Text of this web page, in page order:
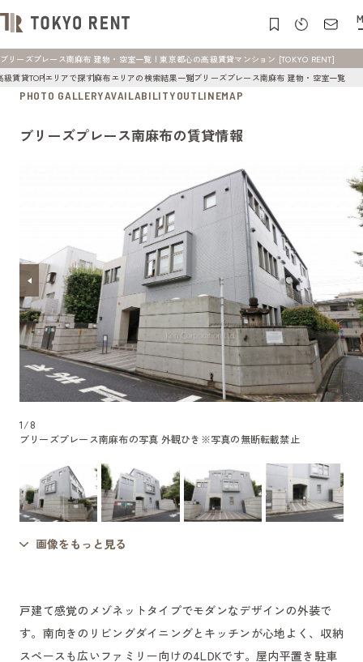
ブリーズプレース南麻布 建物・空室一覧 | 東京都心の高級賃貸マンション [TOKYO RENT]
級賃貸TOPエリアで探す麻布エリアの検索結果一覧ブリーズプレース南麻布 建物・空室一覧
PHOTO GALLERYAVAILABILITYOUTLINEMAP
ブリーズプレース南麻布の賃貸情報
1/8
ブリーズプレース南麻布の写真 外観ひき ※写真の無断転載禁止
画像をもっと見る
戸建て感覚のメゾネットタイプでモダンなデザインの外装で
す。南向きのリビングダイニングとキッチンが心地よく、収納
スペースも広いファミリー向けの4LDKです。屋内平置き駐車